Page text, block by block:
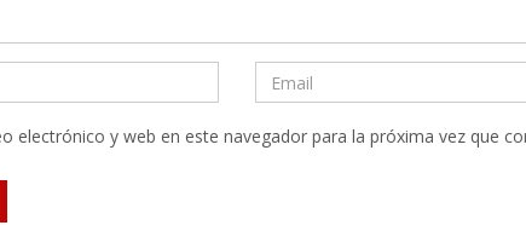
electrónico y web en este navegador para la próxima vez que